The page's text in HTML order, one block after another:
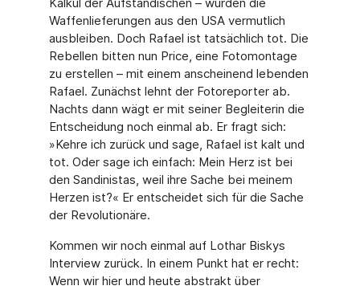
Waffenlieferungen aus den USA vermutlich
ausbleiben. Doch Rafael ist tatsächlich tot. Die
Rebellen bitten nun Price, eine Fotomontage
zu erstellen – mit einem anscheinend lebenden
Rafael. Zunächst lehnt der Fotoreporter ab.
Nachts dann wägt er mit seiner Begleiterin die
Entscheidung noch einmal ab. Er fragt sich:
»Kehre ich zurück und sage, Rafael ist kalt und
tot. Oder sage ich einfach: Mein Herz ist bei
den Sandinistas, weil ihre Sache bei meinem
Herzen ist?« Er entscheidet sich für die Sache
der Revolutionäre.
Kommen wir noch einmal auf Lothar Biskys
Interview zurück. In einem Punkt hat er recht:
Wenn wir hier und heute abstrakt über